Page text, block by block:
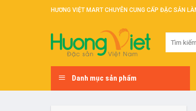
HƯƠNG VIỆT MART CHUYÊN CUNG CẤP ĐẶC SẢN
Danh mục sản phẩm